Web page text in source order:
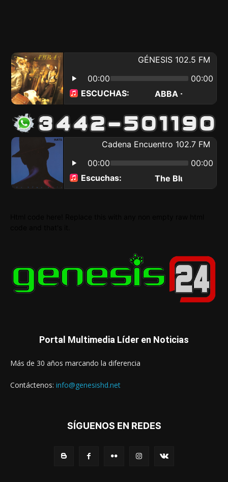
Portal Multimedia Líder en Noticias
Más de 30 años marcando la diferencia
Contáctenos: info@genesishd.net
SÍGUENOS EN REDES